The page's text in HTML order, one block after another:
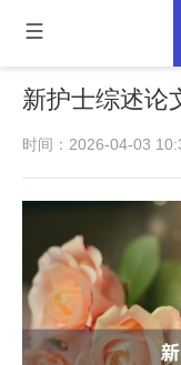
新护士综述论
时间：2026-04-03